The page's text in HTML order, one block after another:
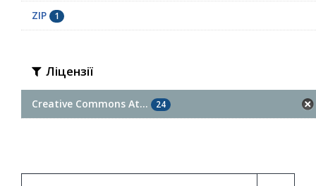
ZIP 1
Ліцензії
Creative Commons At... 24